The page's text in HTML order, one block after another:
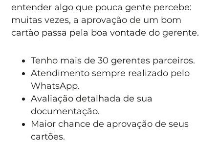
entender algo que pouca gente percebe:
muitas vezes, a aprovação de um bom
cartão passa pela boa vontade do gerente.
Tenho mais de 30 gerentes parceiros.
Atendimento sempre realizado pelo
WhatsApp.
Avaliação detalhada de sua
documentação.
Maior chance de aprovação de seus
cartões.